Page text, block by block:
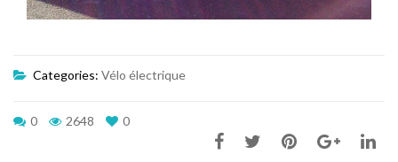
Categories: Vélo électrique
0 2648 0